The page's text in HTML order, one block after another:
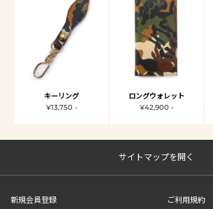
キーリング
¥13,750 -
ロングウォレット
¥42,900 -
サイトマップを開く
新規会員登録
ご利用規約